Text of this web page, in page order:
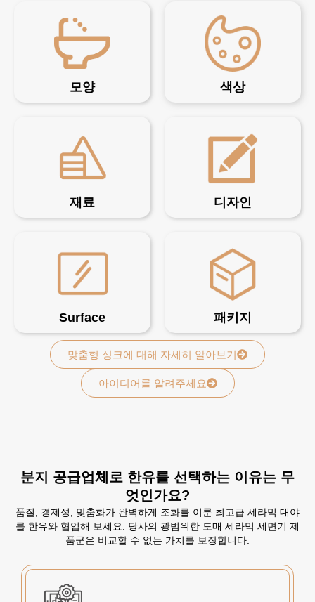
모양 색상
재료 디자인
Surface 패키지
맞춤형 싱크에 대해 자세히 알아보기
아이디어를 알려주세요
분지 공급업체로 한유를 선택하는 이유는 무
엇인가요?
품질, 경제성, 맞춤화가 완벽하게 조화를 이룬 최고급 세라믹 대야
를 한유와 협업해 보세요. 당사의 광범위한 도매 세라믹 세면기 제
품군은 비교할 수 없는 가치를 보장합니다.